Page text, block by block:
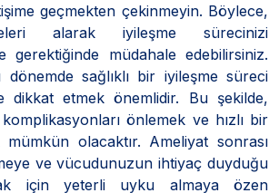
geçmekten çekinmeyin. Böylece,
alarak iyileşme sürecinizi
gerektiğinde müdahale edebilirsiniz.
dönemde sağlıklı bir iyileşme süreci
dikkat etmek önemlidir. Bu şekilde,
önlemek ve hızlı bir
mümkün olacaktır. Ameliyat sonrası
ve vücudunuzun ihtiyaç duyduğu
için yeterli uyku almaya özen